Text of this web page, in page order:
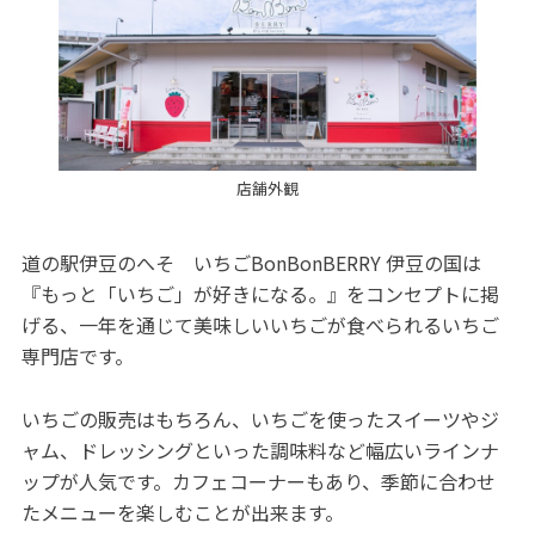
店舗外観
道の駅伊豆のへそ いちごBonBonBERRY 伊豆の国は
『もっと「いちご」が好きになる。』をコンセプトに掲
げる、一年を通じて美味しいいちごが食べられるいちご
専門店です。
いちごの販売はもちろん、いちごを使ったスイーツやジ
ャム、ドレッシングといった調味料など幅広いラインナ
ップが人気です。カフェコーナーもあり、季節に合わせ
たメニューを楽しむことが出来ます。